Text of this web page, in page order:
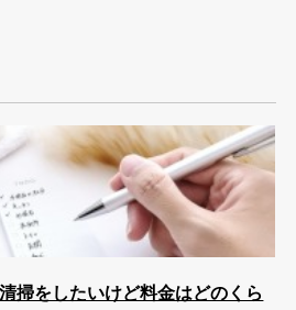
掃をしたいけど料金はどのくら